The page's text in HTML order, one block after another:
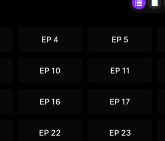
EP 4 EP 5
EP 10 EP 11
EP 16 EP 17
EP 22 EP 23